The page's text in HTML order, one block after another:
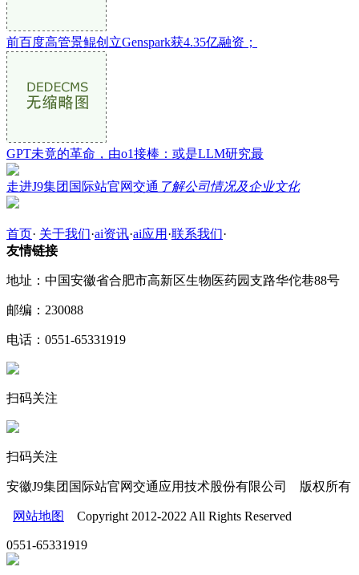
前百度高管景鲲创立Genspark获4.35亿融资；
GPT未竟的革命，由o1接棒：或是LLM研究最
走进J9集团国际站官网交通 了解公司情况及企业文化
首页· 关于我们·ai资讯·ai应用 ·联系我们·
友情链接
地址：中国安徽省合肥市高新区生物医药园支路华佗巷88号
邮编：230088
电话：0551-65331919
扫码关注
扫码关注
安徽J9集团国际站官网交通应用技术股份有限公司 版权所有
网站地图 Copyright 2012-2022 All Rights Reserved
0551-65331919